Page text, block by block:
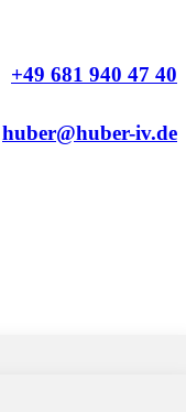
+49 681 940 47 40
huber@huber-iv.de